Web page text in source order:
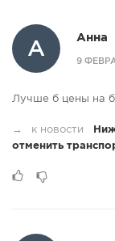
А
Анна
9
Лучше б цены на
→ к новости
отменить